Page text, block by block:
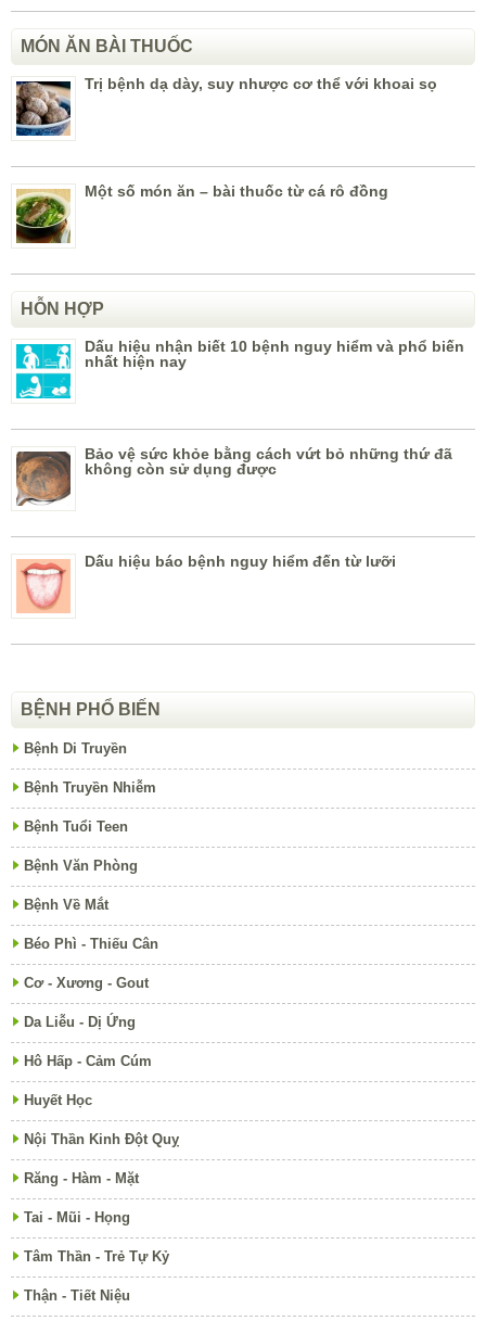
MÓN ĂN BÀI THUỐC
Trị bệnh dạ dày, suy nhược cơ thể với khoai sọ
Một số món ăn – bài thuốc từ cá rô đồng
HỖN HỢP
Dấu hiệu nhận biết 10 bệnh nguy hiểm và phổ biến
nhất hiện nay
Bảo vệ sức khỏe bằng cách vứt bỏ những thứ đã
không còn sử dụng được
Dấu hiệu báo bệnh nguy hiểm đến từ lưỡi
BỆNH PHỔ BIẾN
Bệnh Di Truyền
Bệnh Truyền Nhiễm
Bệnh Tuổi Teen
Bệnh Văn Phòng
Bệnh Về Mắt
Béo Phì - Thiếu Cân
Cơ - Xương - Gout
Da Liễu - Dị Ứng
Hô Hấp - Cảm Cúm
Huyết Học
Nội Thần Kinh Đột Quỵ
Răng - Hàm - Mặt
Tai - Mũi - Họng
Tâm Thần - Trẻ Tự Kỷ
Thận - Tiết Niệu